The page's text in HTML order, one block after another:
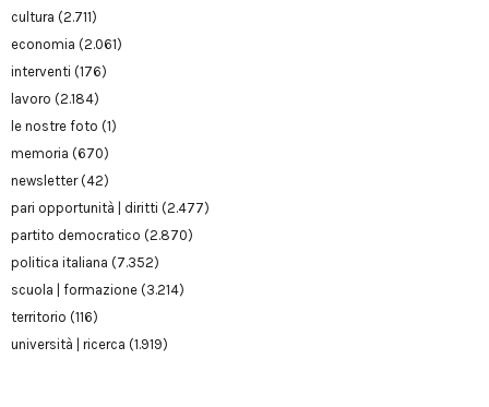
cultura (2.711)
economia (2.061)
interventi (176)
lavoro (2.184)
le nostre foto (1)
memoria (670)
newsletter(42)
pari opportunità | diritti (2.477)
partito democratico (2.870)
politica italiana (7.352)
scuola | formazione (3.214)
territorio (116)
università | ricerca (1.919)